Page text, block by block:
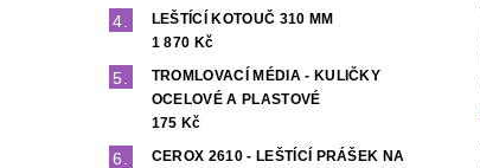
LEŠTÍCÍ KOTOUČ 310 MM
1 870 Kč
TROMLOVACÍ MÉDIA - KULIČKY
OCELOVÉ A PLASTOVÉ
175 Kč
CEROX 2610 - LEŠTÍCÍ PRÁŠEK NA